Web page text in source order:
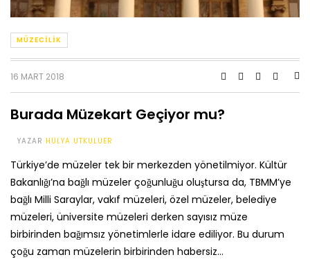
MÜZECILIK
16 MART 2018
Burada Müzekart Geçiyor mu?
YAZAR HÜLYA UTKULUER
Türkiye’de müzeler tek bir merkezden yönetilmiyor. Kültür
Bakanlığı’na bağlı müzeler çoğunluğu oluştursa da, TBMM’ye
bağlı Milli Saraylar, vakıf müzeleri, özel müzeler, belediye
müzeleri, üniversite müzeleri derken sayısız müze
birbirinden bağımsız yönetimlerle idare ediliyor. Bu durum
çoğu zaman müzelerin birbirinden habersiz…